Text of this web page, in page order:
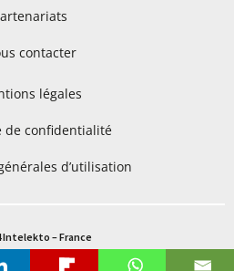
contacter
légales
de confidentialité
d’utilisation
Intelekto – France